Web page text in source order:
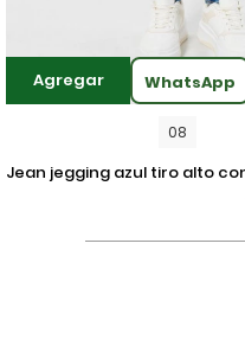
Agregar WhatsApp
08
jean jegging azul tiro alto con ajuste